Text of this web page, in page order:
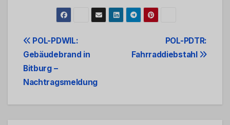
Beitrags-
Navigation
POL-PDTR:
Fahrraddiebstahl
POL-PDWIL:
Gebäudebrand in
Bitburg –
Nachtragsmeldung